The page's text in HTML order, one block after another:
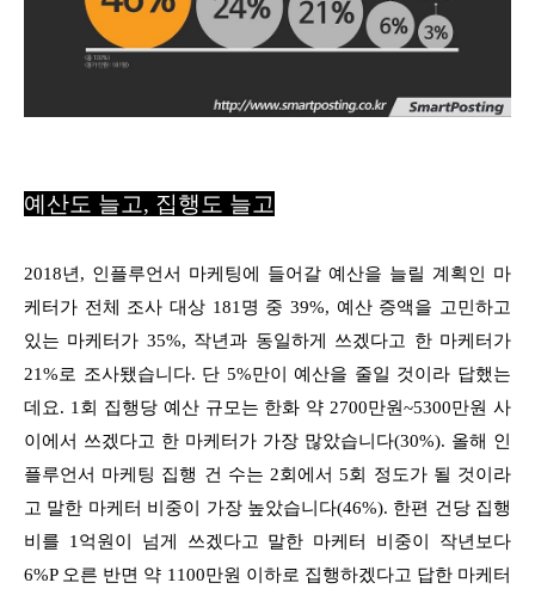
예산도 늘고, 집행도 늘고
2018년, 인플루언서 마케팅에 들어갈 예산을 늘릴 계획인 마
케터가 전체 조사 대상 181명 중 39%, 예산 증액을 고민하고
있는 마케터가 35%, 작년과 동일하게 쓰겠다고 한 마케터가
21%로 조사됐습니다. 단 5%만이 예산을 줄일 것이라 답했는
데요. 1회 집행당 예산 규모는 한화 약 2700만원~5300만원 사
이에서 쓰겠다고 한 마케터가 가장 많았습니다(30%). 올해 인
플루언서 마케팅 집행 건 수는 2회에서 5회 정도가 될 것이라
고 말한 마케터 비중이 가장 높았습니다(46%). 한편 건당 집행
비를 1억원이 넘게 쓰겠다고 말한 마케터 비중이 작년보다
6%P 오른 반면 약 1100만원 이하로 집행하겠다고 답한 마케터